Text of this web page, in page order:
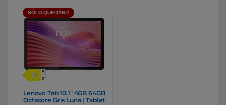
SÓLO QUEDAN 2
Lenovo Tab 10.1″ 4GB 64GB
Octacore Gris Luna | Tablet